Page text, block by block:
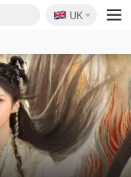
🇬🇧
UK